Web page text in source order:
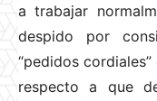
a trabajar
despido por
“pedidos
respecto a que